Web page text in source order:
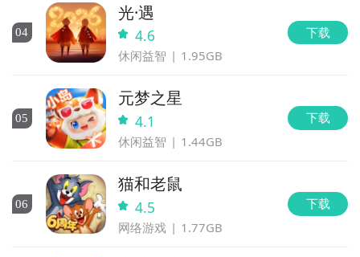
04
光·遇
4.6
休闲益智 1.95GB
下载
05
元梦之星
4.1
休闲益智 1.44GB
下载
06
猫和老鼠
4.5
网络游戏 1.77GB
下载